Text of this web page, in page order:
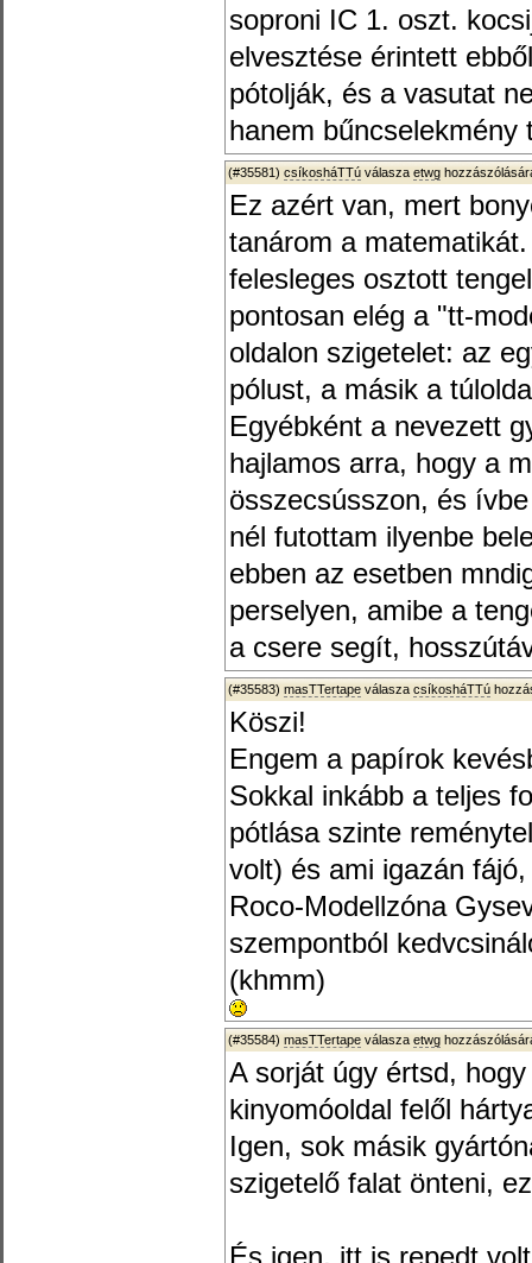
soproni IC 1. oszt.
elvesztése érintett
pótolják, és a vasutat
hanem
(#35581) csíkosháTTú válasza etwg
Ez azért van, mert
tanárom a
felesleges osztott
pontosan elég a "tt-
oldalon szigetelet: az
pólust, a másik a
Egyébként a nevezett
hajlamos arra, hogy a
összecsússzon, és
nél futottam ilyenbe
ebben az esetben
perselyen, amibe a
a csere segít,
(#35583) masTTertape válasza csíkosháTTú
Köszi!
Engem a papírok
Sokkal inkább a teljes
pótlása szinte
volt) és ami igazán
Roco-Modellzóna
szempontból
(khmm)
(#35584) masTTertape válasza etwg
A sorját úgy értsd,
kinyomóoldal felől
Igen, sok másik
szigetelő falat önteni,